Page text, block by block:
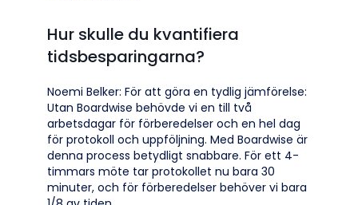
Hur skulle du kvantifiera
tidsbesparingarna?
Noemi Belker: För att göra en tydlig jämförelse:
Utan Boardwise behövde vi en till två
arbetsdagar för förberedelser och en hel dag
för protokoll och uppföljning. Med Boardwise är
denna process betydligt snabbare. För ett 4-
timmars möte tar protokollet nu bara 30
minuter, och för förberedelser behöver vi bara